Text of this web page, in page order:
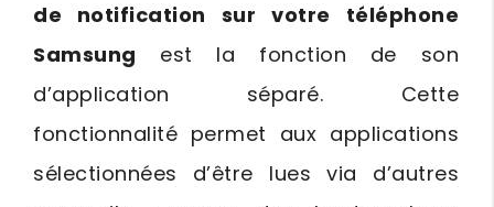
de notification sur votre téléphone
Samsung est la fonction de son
d’application séparé. Cette
fonctionnalité permet aux applications
sélectionnées d’être lues via d’autres